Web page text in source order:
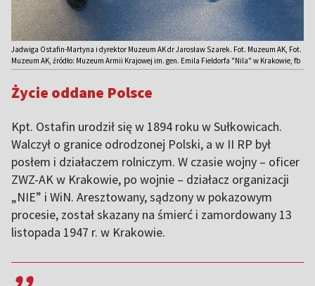
Jadwiga Ostafin-Martyna i dyrektor Muzeum AK dr Jarosław Szarek. Fot. Muzeum AK, Fot.
Muzeum AK, źródło: Muzeum Armii Krajowej im. gen. Emila Fieldorfa "Nila" w Krakowie, fb
Życie oddane Polsce
Kpt. Ostafin urodził się w 1894 roku w Sułkowicach.
Walczył o granice odrodzonej Polski, a w II RP był
posłem i działaczem rolniczym. W czasie wojny – oficer
ZWZ-AK w Krakowie, po wojnie – działacz organizacji
„NIE” i WiN. Aresztowany, sądzony w pokazowym
procesie, został skazany na śmierć i zamordowany 13
listopada 1947 r. w Krakowie.
,,